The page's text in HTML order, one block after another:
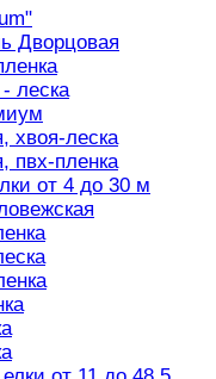
Дворцовая
леска
хвоя-леска
пвх-пленка
от 4 до 30 м